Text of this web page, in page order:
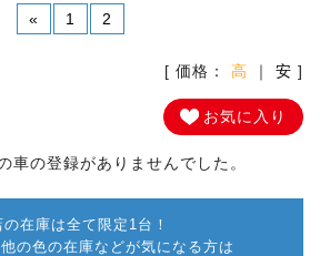
« 1 2
[ 価格： 高 ｜ 安 ]
お気に入り
車の登録がありませんでした。
の在庫は全て限定1台！
の色の在庫などが気になる方は